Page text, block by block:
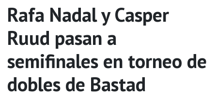
Rafa Nadal y Casper
Ruud pasan a
semifinales en torneo de
dobles de Bastad